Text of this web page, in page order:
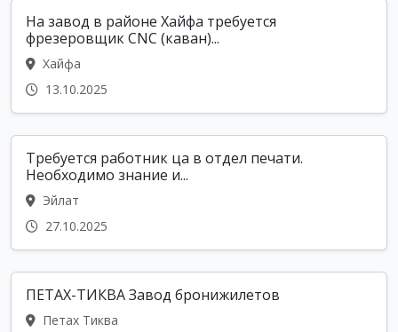
На завод в районе Хайфа требуется
фрезеровщик CNC (каван)...
Хайфа
13.10.2025
Требуется работник ца в отдел печати.
Необходимо знание и...
Эйлат
27.10.2025
ПЕТАХ-ТИКВА Завод бронижилетов
Петах Тиква